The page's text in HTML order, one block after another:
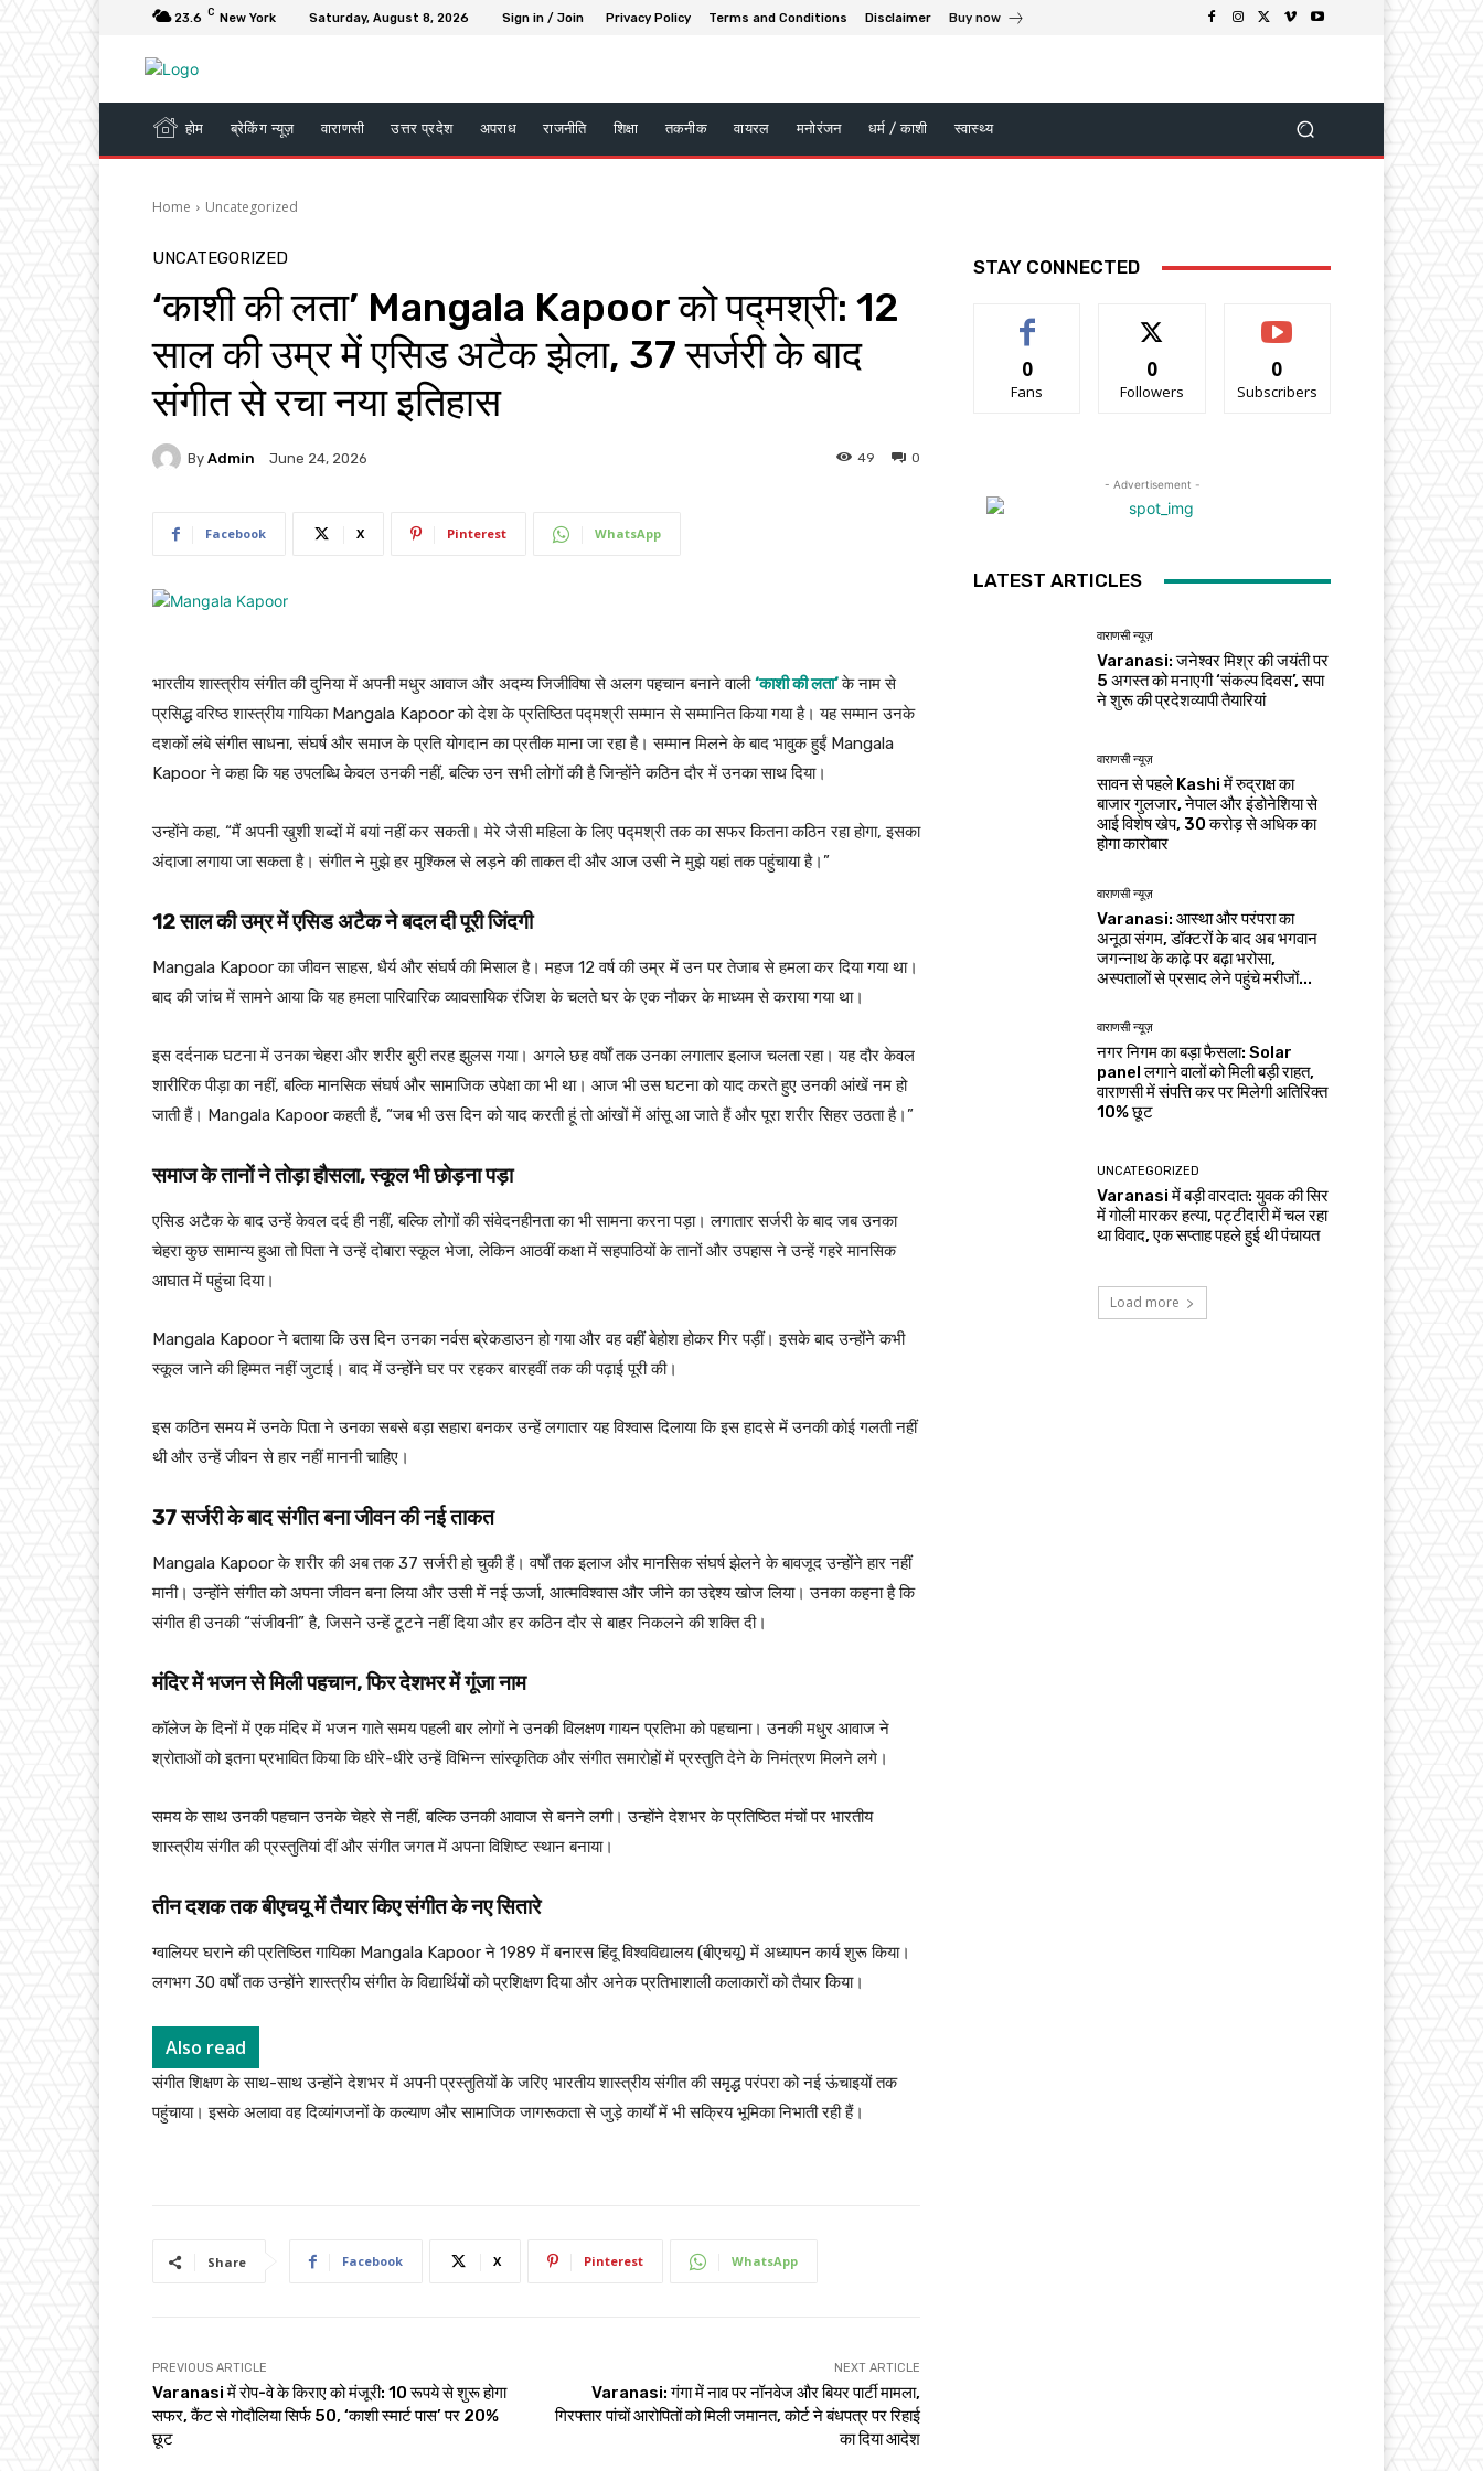
23.6 C New York Saturday, August 8, 2026 Sign in / Join Privacy Policy Terms and Conditions Disclaimer Buy now
होम ब्रेकिंग न्यूज़ वाराणसी उत्तर प्रदेश अपराध राजनीति शिक्षा तकनीक वायरल मनोरंजन धर्म / काशी स्वास्थ्य
Home Uncategorized
UNCATEGORIZED
‘काशी की लता’ Mangala Kapoor को पद्मश्री: 12
साल की उम्र में एसिड अटैक झेला, 37 सर्जरी के बाद
संगीत से रचा नया इतिहास
By Admin June 24, 2026 0
49
Facebook X Pinterest WhatsApp
भारतीय शास्त्रीय संगीत की दुनिया में अपनी मधुर आवाज और अदम्य जिजीविषा से अलग पहचान बनाने वाली‘काशी की लता’के नाम से
प्रसिद्ध वरिष्ठ शास्त्रीय गायिका Mangala Kapoor को देश के प्रतिष्ठित पद्मश्री सम्मान से सम्मानित किया गया है। यह सम्मान उनके
दशकों लंबे संगीत साधना, संघर्ष और समाज के प्रति योगदान का प्रतीक माना जा रहा है। सम्मान मिलने के बाद भावुक हुईं Mangala
Kapoor ने कहा कि यह उपलब्धि केवल उनकी नहीं, बल्कि उन सभी लोगों की है जिन्होंने कठिन दौर में उनका साथ दिया।
उन्होंने कहा, “मैं अपनी खुशी शब्दों में बयां नहीं कर सकती। मेरे जैसी महिला के लिए पद्मश्री तक का सफर कितना कठिन रहा होगा, इसका
अंदाजा लगाया जा सकता है। संगीत ने मुझे हर मुश्किल से लड़ने की ताकत दी और आज उसी ने मुझे यहां तक पहुंचाया है।”
12साल की उम्र में एसिड अटैक ने बदल दी पूरी जिंदगी
Mangala Kapoor का जीवन साहस, धैर्य और संघर्ष की मिसाल है। महज 12 वर्ष की उम्र में उन पर तेजाब से हमला कर दिया गया था।
बाद की जांच में सामने आया कि यह हमला पारिवारिक व्यावसायिक रंजिश के चलते घर के एक नौकर के माध्यम से कराया गया था।
इस दर्दनाक घटना में उनका चेहरा और शरीर बुरी तरह झुलस गया। अगले छह वर्षों तक उनका लगातार इलाज चलता रहा। यह दौर केवल
शारीरिक पीड़ा का नहीं, बल्कि मानसिक संघर्ष और सामाजिक उपेक्षा का भी था। आज भी उस घटना को याद करते हुए उनकी आंखें नम हो
जाती हैं। Mangala Kapoor कहती हैं, “जब भी उस दिन को याद करती हूं तो आंखों में आंसू आ जाते हैं और पूरा शरीर सिहर उठता है।”
समाज के तानों ने तोड़ा हौसला,स्कूल भी छोड़ना पड़ा
एसिड अटैक के बाद उन्हें केवल दर्द ही नहीं, बल्कि लोगों की संवेदनहीनता का भी सामना करना पड़ा। लगातार सर्जरी के बाद जब उनका
चेहरा कुछ सामान्य हुआ तो पिता ने उन्हें दोबारा स्कूल भेजा, लेकिन आठवीं कक्षा में सहपाठियों के तानों और उपहास ने उन्हें गहरे मानसिक
आघात में पहुंचा दिया।
Mangala Kapoor ने बताया कि उस दिन उनका नर्वस ब्रेकडाउन हो गया और वह वहीं बेहोश होकर गिर पड़ीं। इसके बाद उन्होंने कभी
स्कूल जाने की हिम्मत नहीं जुटाई। बाद में उन्होंने घर पर रहकर बारहवीं तक की पढ़ाई पूरी की।
इस कठिन समय में उनके पिता ने उनका सबसे बड़ा सहारा बनकर उन्हें लगातार यह विश्वास दिलाया कि इस हादसे में उनकी कोई गलती नहीं
थी और उन्हें जीवन से हार नहीं माननी चाहिए।
37सर्जरी के बाद संगीत बना जीवन की नई ताकत
Mangala Kapoor के शरीर की अब तक 37 सर्जरी हो चुकी हैं। वर्षों तक इलाज और मानसिक संघर्ष झेलने के बावजूद उन्होंने हार नहीं
मानी। उन्होंने संगीत को अपना जीवन बना लिया और उसी में नई ऊर्जा, आत्मविश्वास और जीने का उद्देश्य खोज लिया। उनका कहना है कि
संगीत ही उनकी “संजीवनी” है, जिसने उन्हें टूटने नहीं दिया और हर कठिन दौर से बाहर निकलने की शक्ति दी।
मंदिर में भजन से मिली पहचान,फिर देशभर में गूंजा नाम
कॉलेज के दिनों में एक मंदिर में भजन गाते समय पहली बार लोगों ने उनकी विलक्षण गायन प्रतिभा को पहचाना। उनकी मधुर आवाज ने
श्रोताओं को इतना प्रभावित किया कि धीरे-धीरे उन्हें विभिन्न सांस्कृतिक और संगीत समारोहों में प्रस्तुति देने के निमंत्रण मिलने लगे।
समय के साथ उनकी पहचान उनके चेहरे से नहीं, बल्कि उनकी आवाज से बनने लगी। उन्होंने देशभर के प्रतिष्ठित मंचों पर भारतीय
शास्त्रीय संगीत की प्रस्तुतियां दीं और संगीत जगत में अपना विशिष्ट स्थान बनाया।
तीन दशक तक बीएचयू में तैयार किए संगीत के नए सितारे
ग्वालियर घराने की प्रतिष्ठित गायिका Mangala Kapoor ने 1989 में बनारस हिंदू विश्वविद्यालय (बीएचयू) में अध्यापन कार्य शुरू किया।
लगभग 30 वर्षों तक उन्होंने शास्त्रीय संगीत के विद्यार्थियों को प्रशिक्षण दिया और अनेक प्रतिभाशाली कलाकारों को तैयार किया।
Also read
संगीत शिक्षण के साथ-साथ उन्होंने देशभर में अपनी प्रस्तुतियों के जरिए भारतीय शास्त्रीय संगीत की समृद्ध परंपरा को नई ऊंचाइयों तक
पहुंचाया। इसके अलावा वह दिव्यांगजनों के कल्याण और सामाजिक जागरूकता से जुड़े कार्यों में भी सक्रिय भूमिका निभाती रही हैं।
Share Facebook X Pinterest WhatsApp
PREVIOUS ARTICLE
Varanasi में रोप-वे के किराए को मंजूरी: 10 रूपये से शुरू होगा
सफर, कैंट से गोदौलिया सिर्फ ₹50, ‘काशी स्मार्ट पास’ पर 20%
छूट
NEXT ARTICLE
Varanasi: गंगा में नाव पर नॉनवेज और बियर पार्टी मामला,
गिरफ्तार पांचों आरोपितों को मिली जमानत, कोर्ट ने बंधपत्र पर रिहाई
का दिया आदेश
STAY CONNECTED
0
Fans
0
Followers
0
Subscribers
- Advertisement -
LATEST ARTICLES
वाराणसी न्यूज़
Varanasi: जनेश्वर मिश्र की जयंती पर
5 अगस्त को मनाएगी ‘संकल्प दिवस’, सपा
ने शुरू की प्रदेशव्यापी तैयारियां
वाराणसी न्यूज़
सावन से पहले Kashi में रुद्राक्ष का
बाजार गुलजार, नेपाल और इंडोनेशिया से
आई विशेष खेप, 30 करोड़ से अधिक का
होगा कारोबार
वाराणसी न्यूज़
Varanasi: आस्था और परंपरा का
अनूठा संगम, डॉक्टरों के बाद अब भगवान
जगन्नाथ के काढ़े पर बढ़ा भरोसा,
अस्पतालों से प्रसाद लेने पहुंचे मरीजों...
वाराणसी न्यूज़
नगर निगम का बड़ा फैसला: Solar
panel लगाने वालों को मिली बड़ी राहत,
वाराणसी में संपत्ति कर पर मिलेगी अतिरिक्त
10% छूट
UNCATEGORIZED
Varanasi में बड़ी वारदात: युवक की सिर
में गोली मारकर हत्या, पट्टीदारी में चल रहा
था विवाद, एक सप्ताह पहले हुई थी पंचायत
Load more